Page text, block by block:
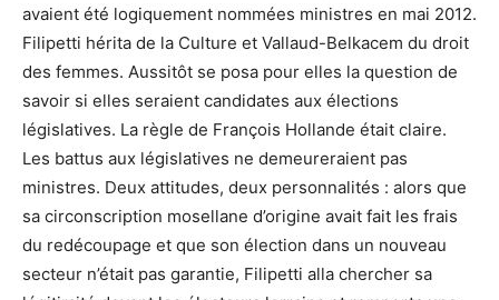
avaient été logiquement nommées ministres en mai 2012.
Filipetti hérita de la Culture et Vallaud-Belkacem du droit
des femmes. Aussitôt se posa pour elles la question de
savoir si elles seraient candidates aux élections
législatives. La règle de François Hollande était claire.
Les battus aux législatives ne demeureraient pas
ministres. Deux attitudes, deux personnalités : alors que
sa circonscription mosellane d’origine avait fait les frais
du redécoupage et que son élection dans un nouveau
secteur n’était pas garantie, Filipetti alla chercher sa